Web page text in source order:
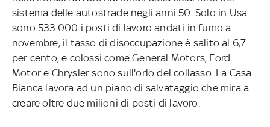
sistema delle autostrade negli anni 50. Solo in Usa
sono 533.000 i posti di lavoro andati in fumo a
novembre, il tasso di disoccupazione è salito al 6,7
per cento, e colossi come General Motors, Ford
Motor e Chrysler sono sull'orlo del collasso. La Casa
Bianca lavora ad un piano di salvataggio che mira a
creare oltre due milioni di posti di lavoro.